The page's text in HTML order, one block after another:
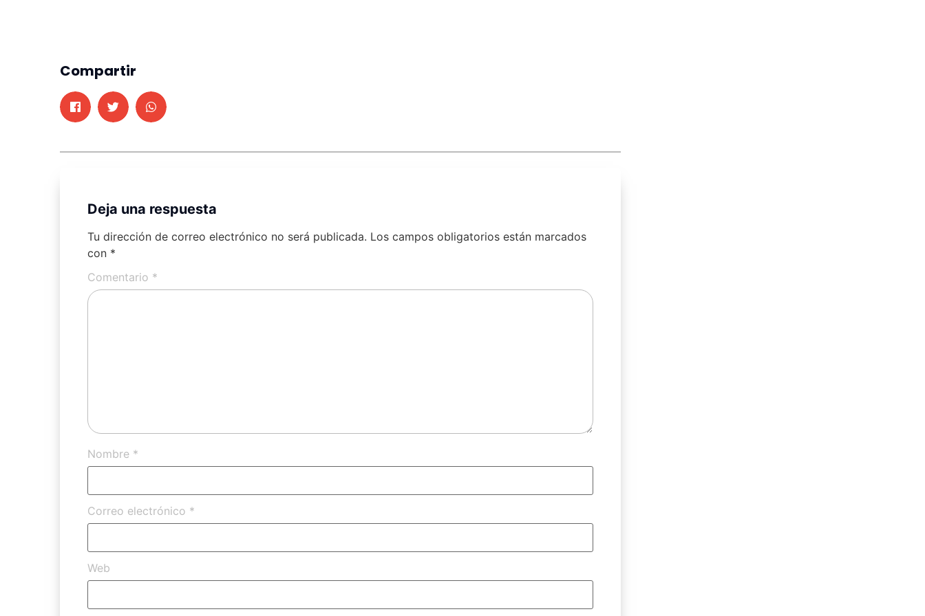
Compartir
Deja una respuesta
Tu dirección de correo electrónico no será publicada. Los campos obligatorios están marcados
con *
Comentario *
Nombre *
Correo electrónico *
Web